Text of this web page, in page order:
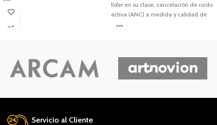
líder en su clase, cancelación de ruido
activa (ANC) a medida y calidad de
llamadas nítida con la comodidad y la
Servicio al Cliente